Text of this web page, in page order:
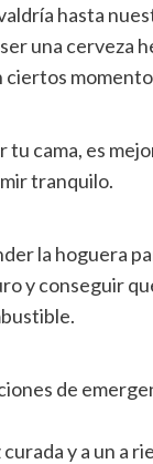
hasta
una cerveza
ciertos
cama, es
tranquilo.
la hoguera
y conseguir
de
y a un a